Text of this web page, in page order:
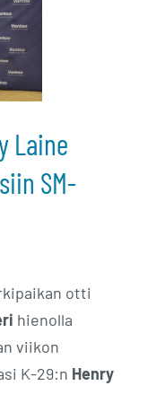
Laine
SM-
otti
hienolla
viikon
K-29:n Henry